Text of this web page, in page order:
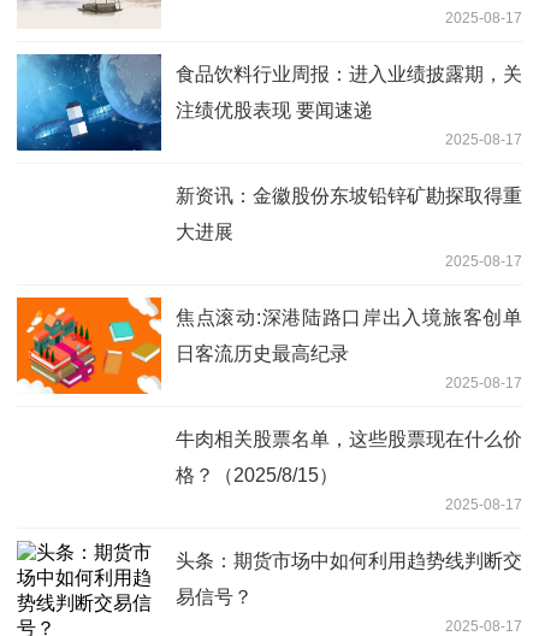
2025-08-17
食品饮料行业周报：进入业绩披露期，关
注绩优股表现 要闻速递
2025-08-17
新资讯：金徽股份东坡铅锌矿勘探取得重
大进展
2025-08-17
焦点滚动:深港陆路口岸出入境旅客创单
日客流历史最高纪录
2025-08-17
牛肉相关股票名单，这些股票现在什么价
格？（2025/8/15）
2025-08-17
头条：期货市场中如何利用趋势线判断交
易信号？
2025-08-17